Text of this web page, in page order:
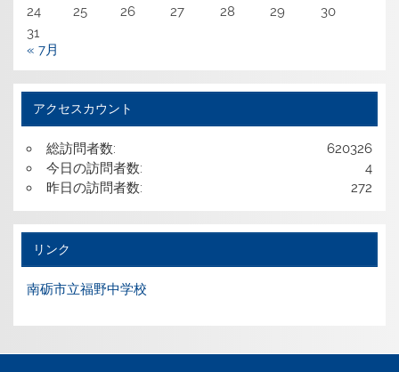
24
25 26 27 28 29
30
31
« 7月
アクセスカウント
620326
総訪問者数:
4
今日の訪問者数:
272
昨日の訪問者数:
リンク
南砺市立福野中学校